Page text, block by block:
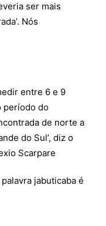
ser mais
Nós
entre 6 e 9
período do
de norte a
do Sul’, diz o
Scarpare
jabuticaba é